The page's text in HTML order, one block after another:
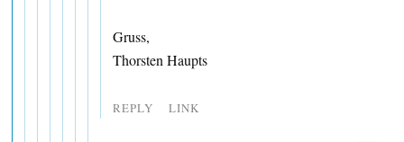
Gruss,
Thorsten Haupts
REPLY LINK